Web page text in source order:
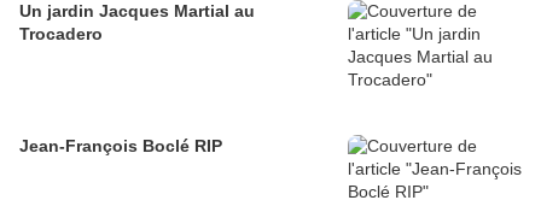
Un jardin Jacques Martial au
Trocadero
Jean-François Boclé RIP